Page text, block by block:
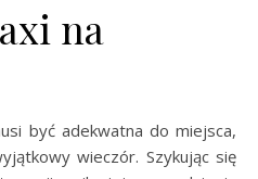
na
być adekwatna do miejsca,
wieczór. Szykując się